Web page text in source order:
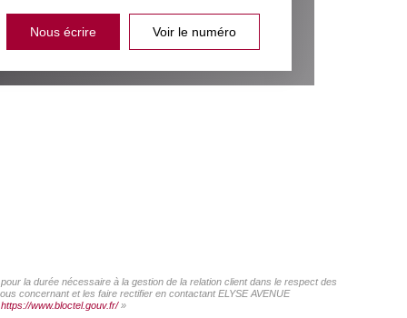
Nous écrire Voir le numéro
la durée nécessaire à la gestion de la relation client dans le respect des
concernant et les faire rectifier en contactant ELYSE AVENUE
https://www.bloctel.gouv.fr/»